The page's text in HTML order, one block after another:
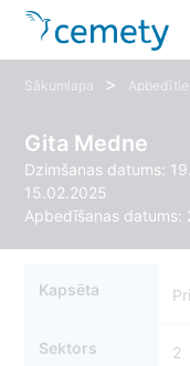
Sākumlapa > Apbedītie
Gita Medne
Dzimšanas datums:
15.02.2025
Apbedīšanas datums:
Kapsēta
Sektors 2